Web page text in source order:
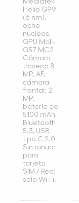
Helio G99
(6 nm),
ocho
núcleos,
GPU Mali-
G57 MC2
Cámara
trasera: 8
MP, AF,
cámara
frontal: 2
MP,
batería de
5100 mAh,
Bluetooth
5.3, USB
tipo C 2.0
Sin ranura
para
tarjeta
SIM / Red:
solo Wi-Fi.